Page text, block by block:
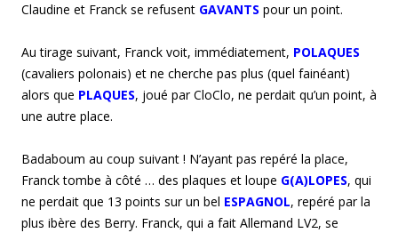
Claudine et Franck se refusent GAVANTS pour un point.
Au tirage suivant, Franck voit, immédiatement, POLAQUES
(cavaliers polonais) et ne cherche pas plus (quel fainéant)
alors que PLAQUES, joué par CloClo, ne perdait qu’un point, à
une autre place.
Badaboum au coup suivant ! N’ayant pas repéré la place,
Franck tombe à côté … des plaques et loupe G(A)LOPES, qui
ne perdait que 13 points sur un bel ESPAGNOL, repéré par la
plus ibère des Berry. Franck, qui a fait Allemand LV2, se